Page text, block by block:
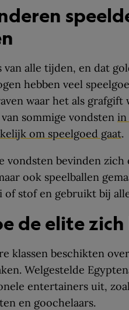
van alle tijden, en dat
hebben veel
waar het als
sommige vondsten in
om speelgoed gaat.
vondsten bevinden
ook speelballen
of stof en gebruikt bij
de elite
klassen beschikten
Welgestelde
entertainers uit,
en goochelaars.